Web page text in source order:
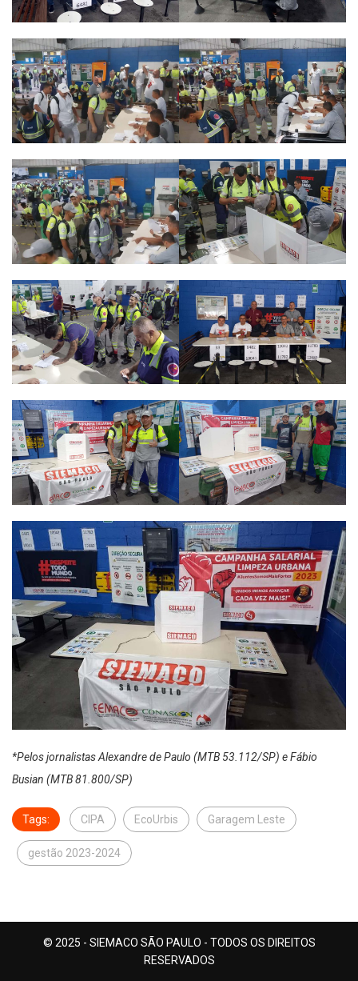
*Pelos jornalistas Alexandre de Paulo (MTB 53.112/SP) e Fábio
Busian (MTB 81.800/SP)
Tags: CIPA EcoUrbis Garagem Leste
gestão 2023-2024
© 2025 - SIEMACO SÃO PAULO - TODOS OS DIREITOS
RESERVADOS